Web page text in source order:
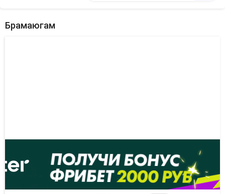
Брамаюгам